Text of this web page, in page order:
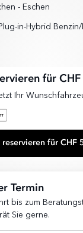
- Eschen
in-Hybrid
für CHF
Ihr
für CHF
Termin
bis zum
Sie gerne.